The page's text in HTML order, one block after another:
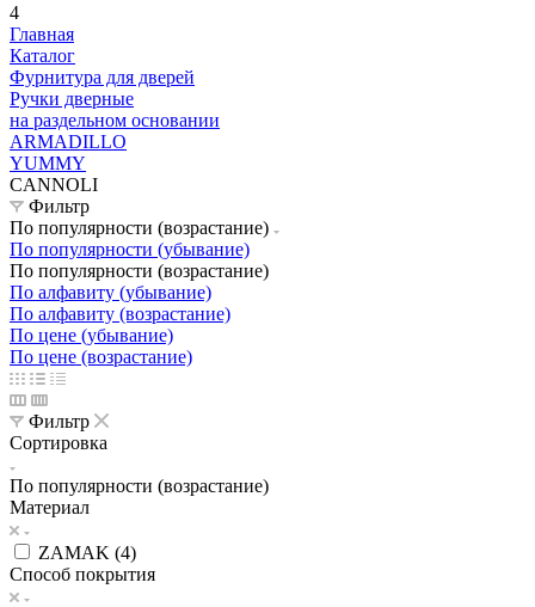
4
Главная
Каталог
Фурнитура для дверей
Ручки дверные
на раздельном основании
ARMADILLO
YUMMY
CANNOLI
Фильтр
По популярности (возрастание)
По популярности (убывание)
По популярности (возрастание)
По алфавиту (убывание)
По алфавиту (возрастание)
По цене (убывание)
По цене (возрастание)
Фильтр
Сортировка
По популярности (возрастание)
Материал
ZAMAK (4)
Способ покрытия